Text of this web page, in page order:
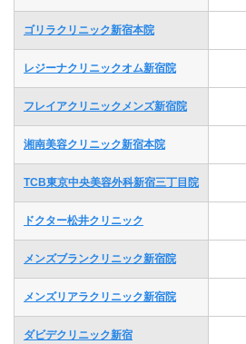
ゴリラクリニック新宿本院
レジーナクリニックオム新宿院
フレイアクリニックメンズ新宿院
湘南美容クリニック新宿本院
TCB東京中央美容外科新宿三丁目院
ドクター松井クリニック
メンズブランクリニック新宿院
メンズリアラクリニック新宿院
ダビデクリニック新宿